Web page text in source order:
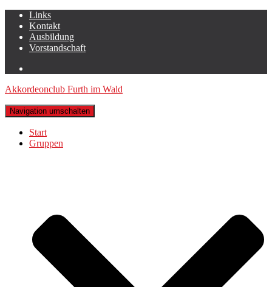
Links
Kontakt
Ausbildung
Vorstandschaft
Akkordeonclub Furth im Wald
Navigation umschalten
Start
Gruppen